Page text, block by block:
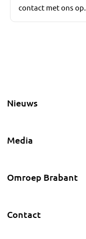
contact met ons op.
Nieuws
Media
Omroep Brabant
Contact